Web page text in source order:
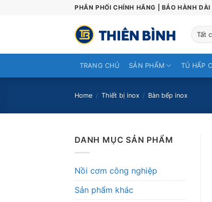
PHÂN PHỐI CHÍNH HÃNG | BẢO HÀNH
TRANG CHỦ SẢN PHẨM TỦ HẤP
Home / Thiết bị inox / Bàn bếp inox
DANH MỤC SẢN PHẨM
Nồi cơm công nghiệp
Sản phẩm khác